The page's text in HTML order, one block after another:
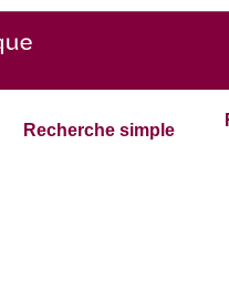
Recherche simple